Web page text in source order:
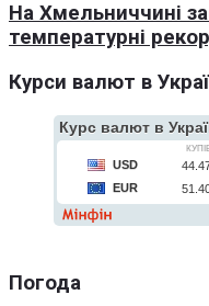
На Хмельниччині
температурні
Курси валют в
Погода